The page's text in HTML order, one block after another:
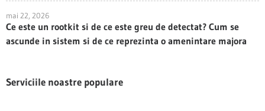
mai 22, 2026
Ce este un rootkit si de ce este greu de detectat? Cum se
ascunde in sistem si de ce reprezinta o amenintare majora
Serviciile noastre populare